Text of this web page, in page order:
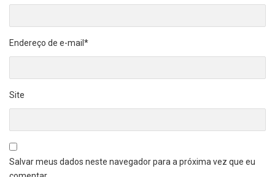
Endereço de e-mail*
Site
Salvar meus dados neste navegador para a próxima vez que eu